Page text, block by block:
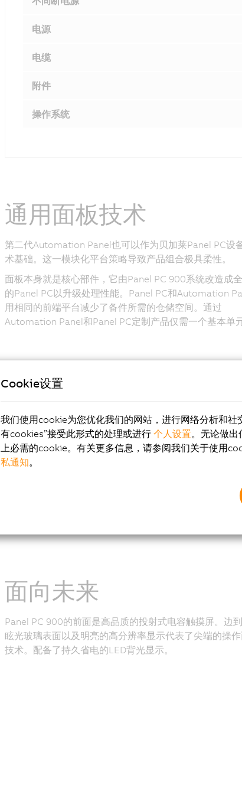
电源
电缆
附件
操作系统
通用面板技术
第二代Automation Panel也可以作为贝加莱Panel PC设
术基础。这一模块化平台策略导致产品组合极具柔性。
面板本身就是核心部件，它由Panel PC 900系统改造成
的Panel PC以升级处理性能。Panel PC和Automation
用相同的前端平台减少了备件所需的仓储空间。通过
Automation Panel和Panel PC定制产品仅需一个基本单元
15.6" HD 投射电容式 无
18.5"
面向未来
Panel PC 900的前面是高品质的投射式电容触摸屏。边
眩光玻璃表面以及明亮的高分辨率显示代表了尖端的操作
技术。配备了持久省电的LED背光显示。
Cookie设置
我们使用cookie为您优化我们的网站，进行网络分析和社
有cookies”接受此形式的处理或进行 个人设置。无论做出
上必需的cookie。有关更多信息，请参阅我们关于使用
私通知。